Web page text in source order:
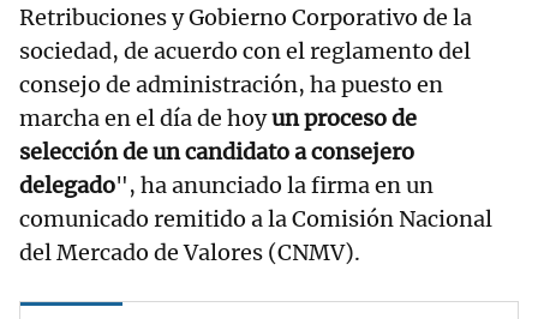
Retribuciones y Gobierno Corporativo de la
sociedad, de acuerdo con el reglamento del
consejo de administración, ha puesto en
marcha en el día de hoyun proceso de
selección de un candidato a consejero
delegado", ha anunciado la firma en un
comunicado remitido a la Comisión Nacional
del Mercado de Valores (CNMV).